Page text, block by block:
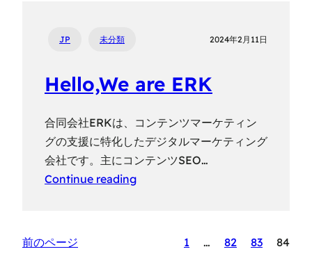
JP 未分類 2024年2月11日
Hello,We are ERK
合同会社ERKは、コンテンツマーケティン
グの支援に特化したデジタルマーケティング
会社です。主にコンテンツSEO…
Continue reading
前のページ 1 … 82 83 84